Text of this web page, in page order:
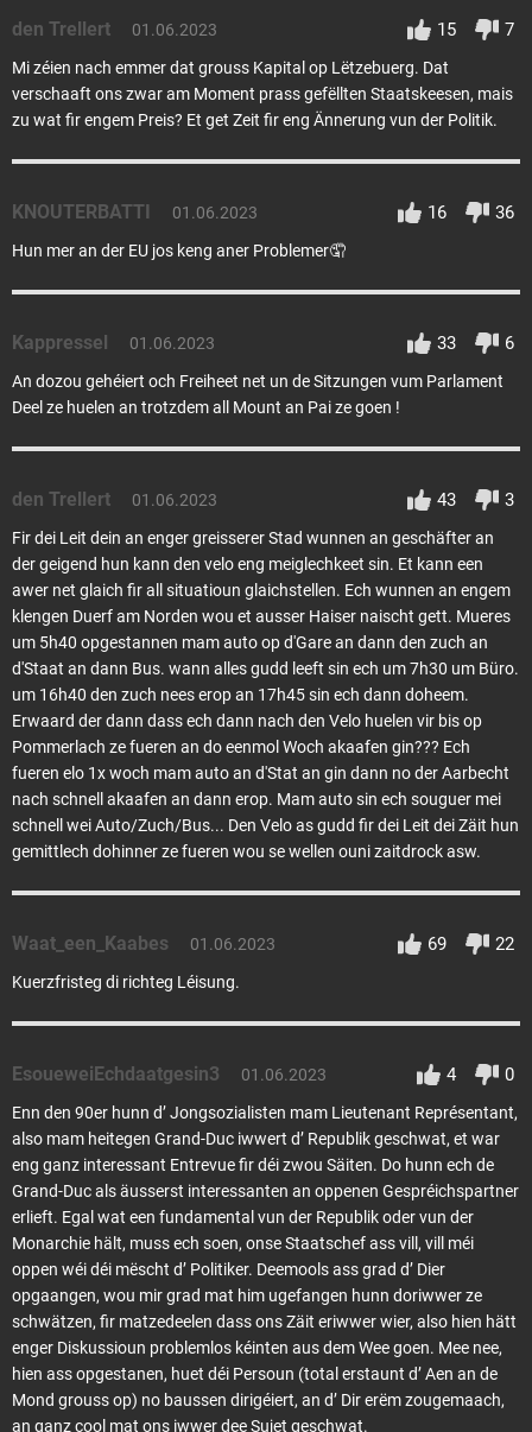
den Trellert 01.06.2023 15 7
Mi zéien nach emmer dat grouss Kapital op Lëtzebuerg. Dat
verschaaft ons zwar am Moment prass gefëllten Staatskeesen, mais
zu wat fir engem Preis? Et get Zeit fir eng Ännerung vun der Politik.
KNOUTERBATTI 01.06.2023 16 36
Hun mer an der EU jos keng aner Problemer🤦
Kappressel 01.06.2023 33 6
An dozou gehéiert och Freiheet net un de Sitzungen vum Parlament
Deel ze huelen an trotzdem all Mount an Pai ze goen !
den Trellert 01.06.2023 43 3
Fir dei Leit dein an enger greisserer Stad wunnen an geschäfter an
der geigend hun kann den velo eng meiglechkeet sin. Et kann een
awer net glaich fir all situatioun glaichstellen. Ech wunnen an engem
klengen Duerf am Norden wou et ausser Haiser naischt gett. Mueres
um 5h40 opgestannen mam auto op d'Gare an dann den zuch an
d'Staat an dann Bus. wann alles gudd leeft sin ech um 7h30 um Büro.
um 16h40 den zuch nees erop an 17h45 sin ech dann doheem.
Erwaard der dann dass ech dann nach den Velo huelen vir bis op
Pommerlach ze fueren an do eenmol Woch akaafen gin??? Ech
fueren elo 1x woch mam auto an d'Stat an gin dann no der Aarbecht
nach schnell akaafen an dann erop. Mam auto sin ech souguer mei
schnell wei Auto/Zuch/Bus... Den Velo as gudd fir dei Leit dei Zäit hun
gemittlech dohinner ze fueren wou se wellen ouni zaitdrock asw.
Waat_een_Kaabes 01.06.2023 69 22
Kuerzfristeg di richteg Léisung.
EsoueweiEchdaatgesin3 01.06.2023 4 0
Enn den 90er hunn d’ Jongsozialisten mam Lieutenant Représentant,
also mam heitegen Grand-Duc iwwert d’ Republik geschwat, et war
eng ganz interessant Entrevue fir déi zwou Säiten. Do hunn ech de
Grand-Duc als äusserst interessanten an oppenen Gespréichspartner
erlieft. Egal wat een fundamental vun der Republik oder vun der
Monarchie hält, muss ech soen, onse Staatschef ass vill, vill méi
oppen wéi déi mëscht d’ Politiker. Deemools ass grad d’ Dier
opgaangen, wou mir grad mat him ugefangen hunn doriwwer ze
schwätzen, fir matzedeelen dass ons Zäit eriwwer wier, also hien hätt
enger Diskussioun problemlos kéinten aus dem Wee goen. Mee nee,
hien ass opgestanen, huet déi Persoun (total erstaunt d’ Aen an de
Mond grouss op) no baussen dirigéiert, an d’ Dir erëm zougemaach,
an ganz cool mat ons iwwer dee Sujet geschwat.